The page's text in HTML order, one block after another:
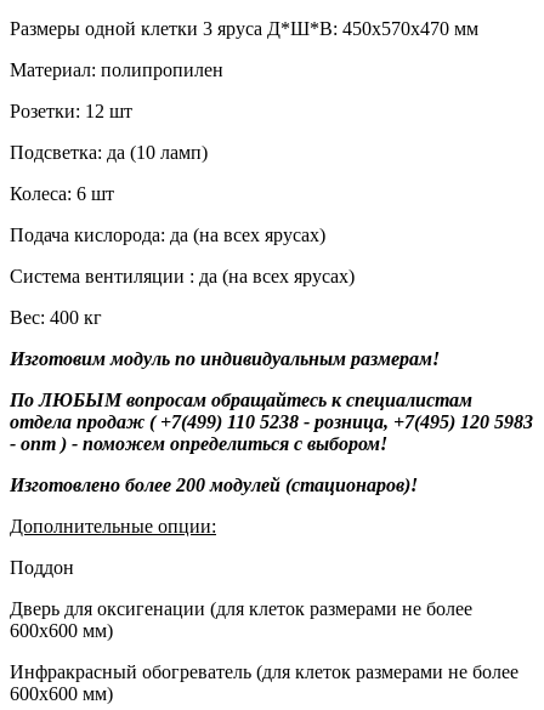
Размеры одной клетки 3 яруса Д*Ш*В: 450х570х470 мм
Материал: полипропилен
Розетки: 12 шт
Подсветка: да (10 ламп)
Колеса: 6 шт
Подача кислорода: да (на всех ярусах)
Система вентиляции : да (на всех ярусах)
Вес: 400 кг
Изготовим модуль по индивидуальным размерам!
По ЛЮБЫМ вопросам обращайтесь к специалистам
отдела продаж ( +7(499) 110 5238 - розница, +7(495) 120 5983
- опт ) - поможем определиться с выбором!
Изготовлено более 200 модулей (стационаров)!
Дополнительные опции:
Поддон
Дверь для оксигенации (для клеток размерами не более
600х600 мм)
Инфракрасный обогреватель (для клеток размерами не более
600х600 мм)